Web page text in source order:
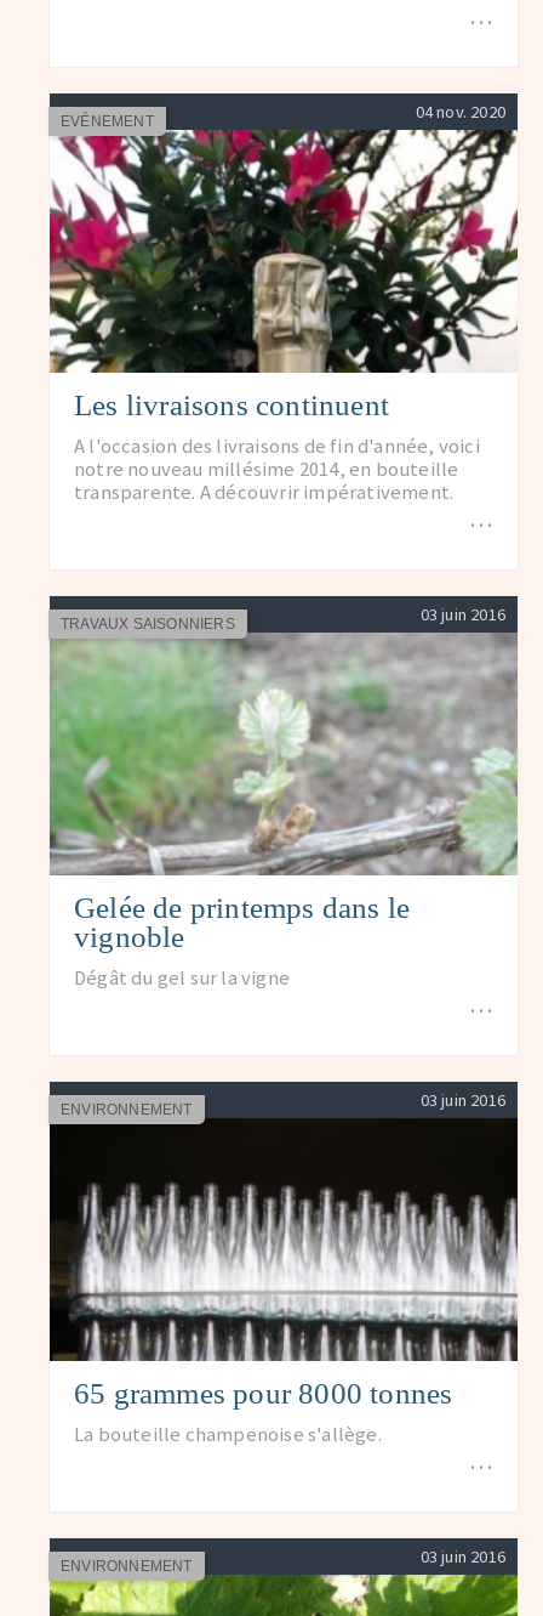
…
EVÉNEMENT 04 nov. 2020
Les livraisons continuent
A l'occasion des livraisons de fin d'année, voici
notre nouveau millésime 2014, en bouteille
transparente. A découvrir impérativement.
…
TRAVAUX SAISONNIERS 03 juin 2016
Gelée de printemps dans le
vignoble
Dégât du gel sur la vigne
…
ENVIRONNEMENT 03 juin 2016
65 grammes pour 8000 tonnes
La bouteille champenoise s'allège.
…
ENVIRONNEMENT 03 juin 2016